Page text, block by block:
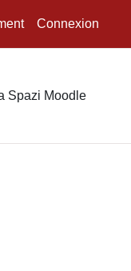
Connexion
Spazi Moodle